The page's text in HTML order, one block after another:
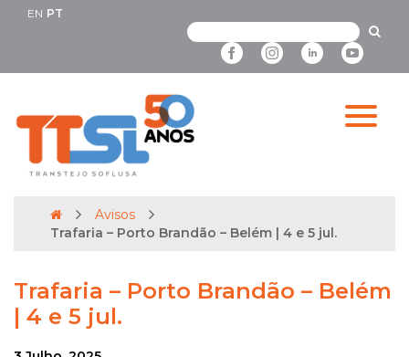
EN PT
Avisos
Trafaria – Porto Brandão – Belém | 4 e 5 jul.
Trafaria – Porto Brandão – Belém
| 4 e 5 jul.